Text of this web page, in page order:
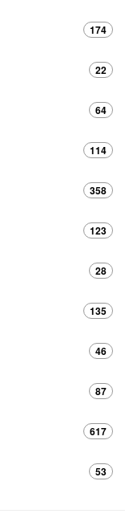
174
22
64
114
358
123
28
135
46
87
617
53